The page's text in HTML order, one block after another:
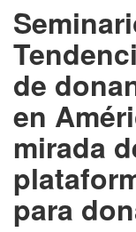
de
en
mirada
para